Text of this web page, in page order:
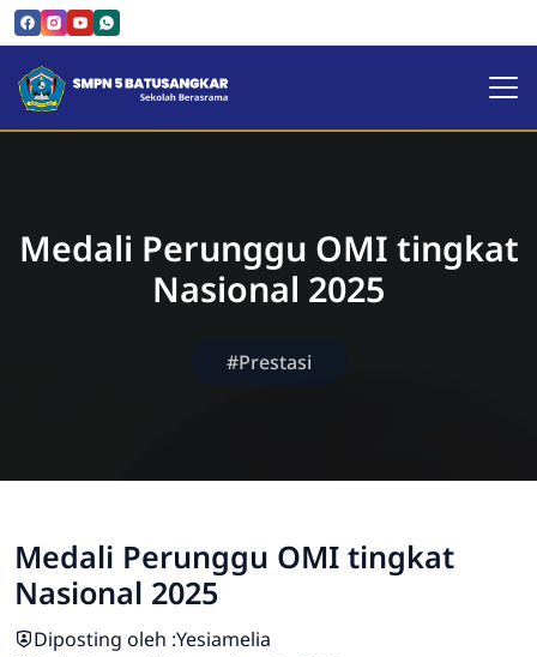
SMPN 5 Batusangkar |
Medali Perunggu OMI tingkat
Nasional 2025
#Prestasi
Medali Perunggu OMI tingkat
Nasional 2025
Diposting oleh :Yesiamelia